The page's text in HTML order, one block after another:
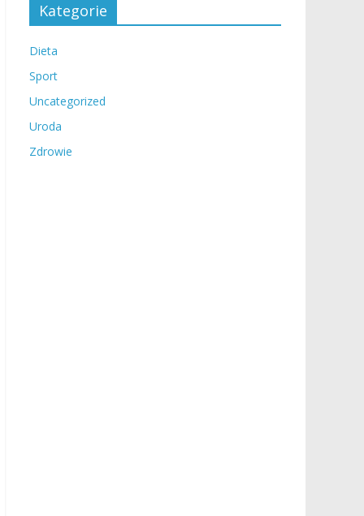
Kategorie
Dieta
Sport
Uncategorized
Uroda
Zdrowie